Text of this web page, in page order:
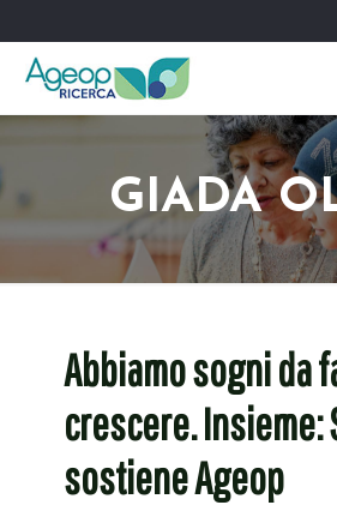
GIADA
Abbiamo sogni da
crescere. Insieme:
sostiene Ageop